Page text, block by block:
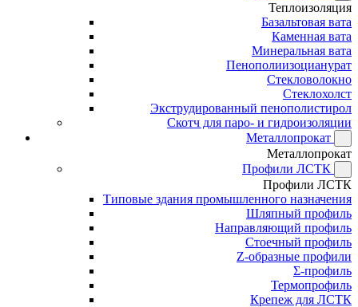
Теплоизоляция
Базальтовая вата
Каменная вата
Минеральная вата
Пенополиизоцианурат
Стекловолокно
Стеклохолст
Экструдированный пенополистирол
Скотч для паро- и гидроизоляции
Металлопрокат
Металлопрокат
Профили ЛСТК
Профили ЛСТК
Типовые здания промышленного назначения
Шляпный профиль
Направляющий профиль
Стоечный профиль
Z-образные профили
Σ-профиль
Термопрофиль
Крепеж для ЛСТК